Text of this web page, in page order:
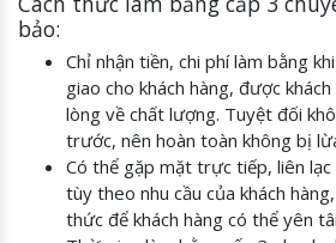
bảo:
Chỉ nhận tiền, chi phí làm bằng
giao cho khách hàng, được
lòng về chất lượng. Tuyệt đối
trước, nên hoàn toàn không bị
Có thể gặp mặt trực tiếp, liên lạc
tùy theo nhu cầu của khách
thức để khách hàng có thể yên